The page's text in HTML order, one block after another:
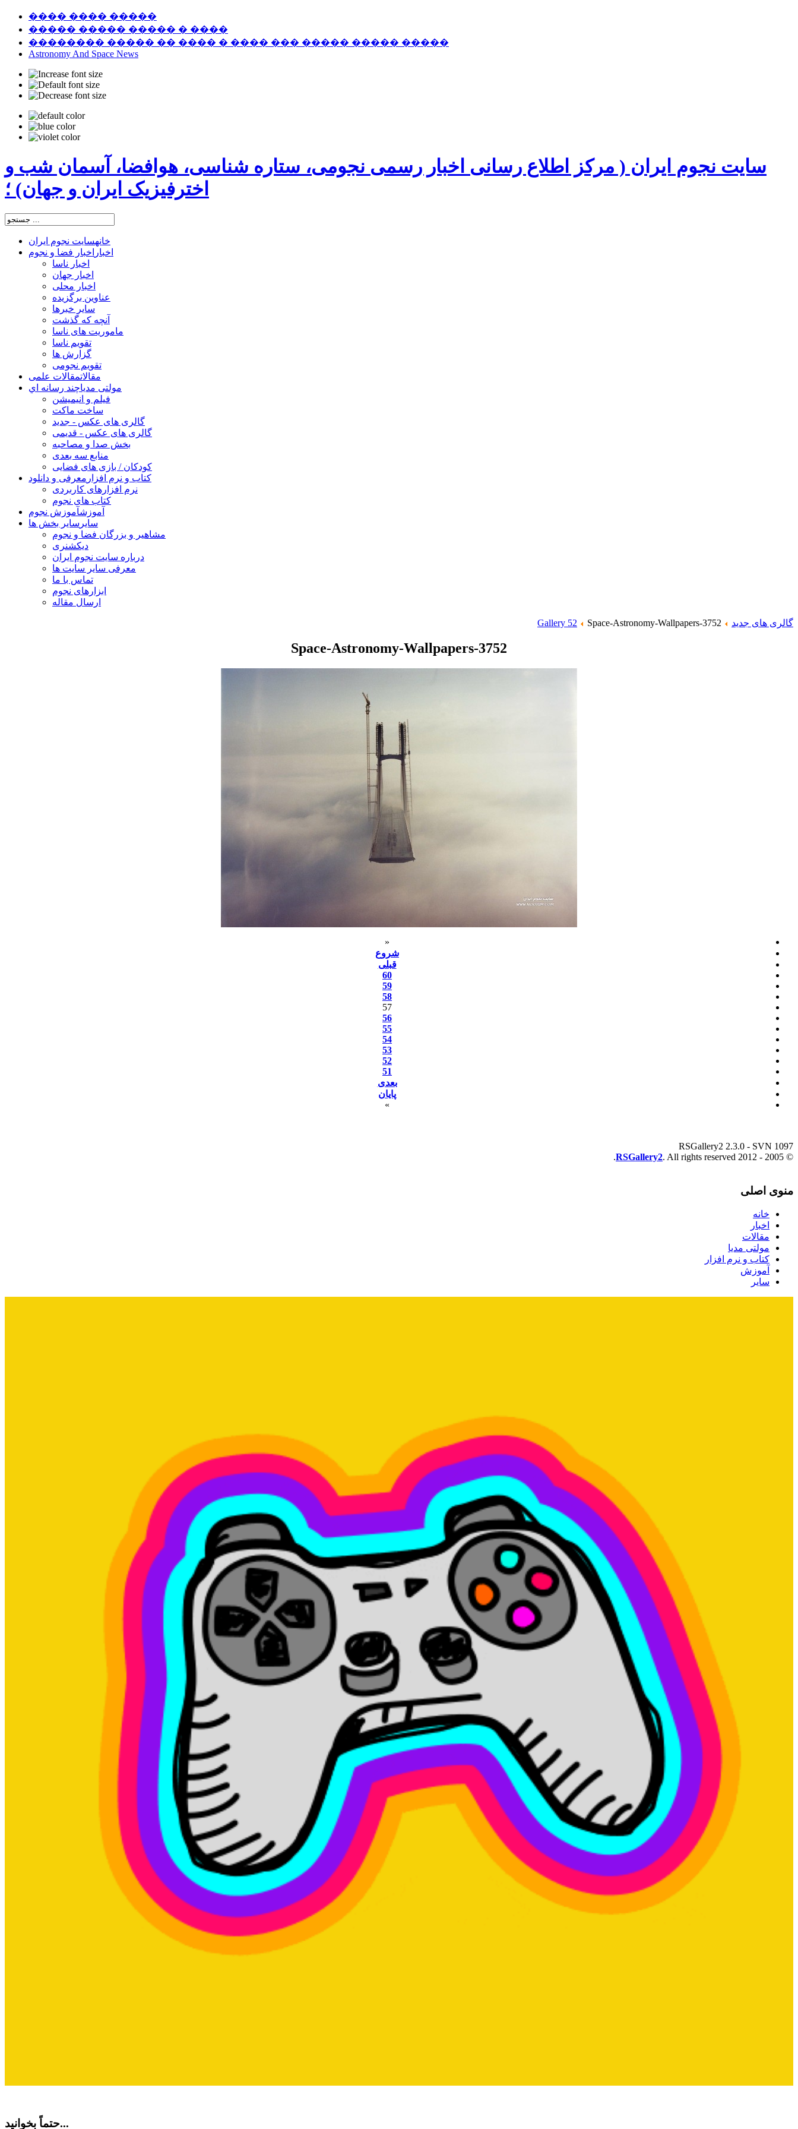
���� ���� �����
����� ����� ����� � ����
�������� ����� �� ���� � ���� ��� ����� ����� �����
Astronomy And Space News
سایت نجوم ایران ( مرکز اطلاع رسانی اخبار رسمی نجومی، ستاره شناسی، هوافضا، آسمان شب و
اخترفیزیک ایران و جهان) ؛
خانهسایت نجوم ایران
اخبار اخبار فضا و نجوم
اخبار ناسا
اخبار جهان
اخبار محلی
عناوین برگزیده
سایر خبرها
آنچه که گذشت
ماموریت های ناسا
تقویم ناسا
گزارش ها
تقویم نجومی
مقالاتمقالات علمی
مولتی مدیاچند رسانه اي
فیلم و انیمیشن
ساخت ماکت
گالری های عکس - جدید
گالری های عکس - قدیمی
بخش صدا و مصاحبه
منابع سه بعدی
کودکان / بازی های فضایی
کتاب و نرم افزار معرفی و دانلود
نرم افزارهای کاربردی
کتاب های نجوم
آموزشآموزش نجوم
سایر سایر بخش ها
مشاهیر و بزرگان فضا و نجوم
دیکشنری
درباره سایت نجوم ایران
معرفی سایر سایت ها
تماس با ما
ابزارهای نجوم
ارسال مقاله
گالری های جدید Gallery 52 Space-Astronomy-Wallpapers-3752
Space-Astronomy-Wallpapers-3752
«
شروع
قبلی
60
59
58
57
56
55
54
53
52
51
بعدی
پایان
»
RSGallery2 2.3.0 - SVN 1097
© 2005 - 2012
RSGallery2. All rights reserved.
منوی اصلی
خانه
اخبار
مقالات
مولتی مدیا
کتاب و نرم افزار
آموزش
سایر
حتماً بخوانید...